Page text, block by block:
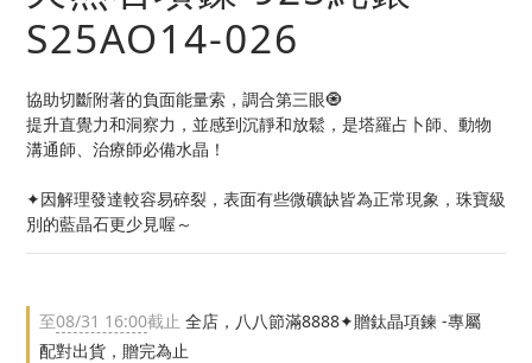
S25AO14-026
協助切斷附著的負面能量索，調合第三眼🧿
提升直覺力和洞察力，並感到沉靜和放鬆，是塔羅占卜師、動物
溝通師、治療師必備水晶！
✦因解理發達較容易碎裂，表面有些微礦缺皆為正常現象，珠寶級
別的藍晶石更少見喔～
至08/31 16:00截止 全店，八八節滿8888✦贈鈦晶項鍊 -專屬
配對出貨，贈完為止